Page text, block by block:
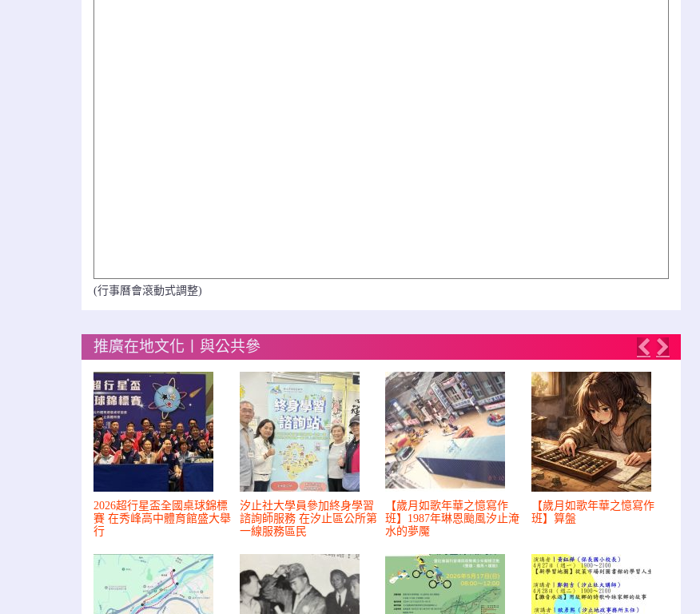
(行事曆會滾動式調整)
推廣在地文化〡與公共參
Previous
Next
2026超行星盃全國桌球錦標
賽 在秀峰高中體育館盛大舉
行
汐止社大學員參加終身學習
諮詢師服務 在汐止區公所第
一線服務區民
【歲月如歌年華之憶寫作
班】1987年琳恩颱風汐止淹
水的夢魘
【歲月如歌年華之憶寫作
班】算盤